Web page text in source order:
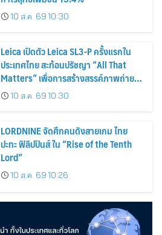
10 ส.ค. 69 10:30
Leica เปิดตัว Leica SL3-P ครั้งแรกใน
ประเทศไทย สะท้อนปรัชญา “All That
Matters” เพื่อการสร้างสรรค์ภาพถ่าย
อย่างแท้จริง
10 ส.ค. 69 10:30
LORDNINE จัดศึกคนดังสายเกม ไทย
ปะทะ ฟิลิปปินส์ ใน “Rise of the Tenth
Lord”
10 ส.ค. 69 10:26